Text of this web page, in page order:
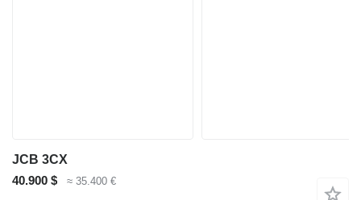
JCB 3CX
40.900 $
≈ 35.400 €